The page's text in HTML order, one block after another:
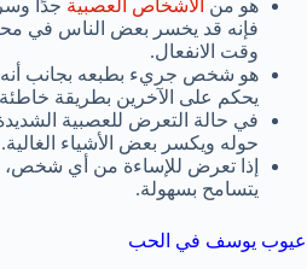
هو من الأشخاص العصبية جدًا
فإنه قد يخسر بعض الناس في
وقت الانفعال.
هو شخص جريء بطبعه بجانب أنه
يحكم على الآخرين بطريقة
في حالة التعرض للعصبية
حوله ويكسر بعض الأشياء الغالية.
إذا تعرض للإساءة من أي شخص،
يتسامح بسهولة.
عيوب يوسف في الحب